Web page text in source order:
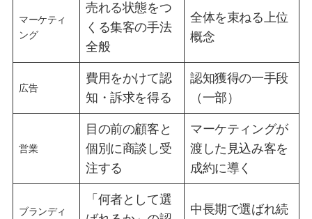
マーケティ
ング
売れる状態をつ
くる集客の手法
全般
全体を束ねる上位
概念
広告
費用をかけて認
知・訴求を得る
認知獲得の一手段
（一部）
営業
目の前の顧客と
個別に商談し受
注する
マーケティングが
渡した見込み客を
成約に導く
ブランディ
「何者として選
中長期で選ばれ続